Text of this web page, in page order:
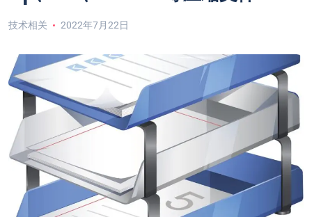
技术相关 2022年7月22日